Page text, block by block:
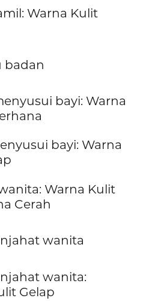
Warna Kulit
badan
bayi: Warna
bayi: Warna
Warna Kulit
Cerah
wanita
wanita:
Gelap